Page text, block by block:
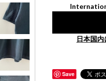
日本国
Save